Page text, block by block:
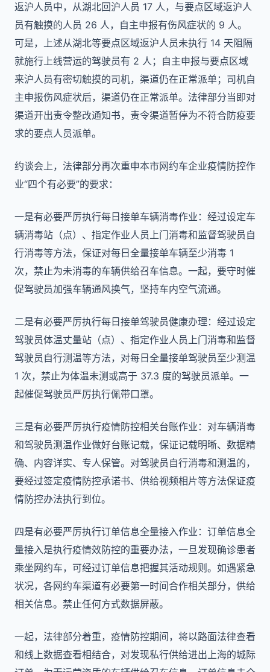
返沪人员中，从湖北回沪人员 17 人，与要点区域返沪人
员有触摸的人员 26 人，自主申报有伤风症状的 9 人。
可是，上述从湖北等要点区域返沪人员未执行 14 天阻隔
就施行上线营运的驾驶员有 2 人；自主申报与要点区域
来沪人员有密切触摸的司机，渠道仍在正常派单；司机自
主申报伤风症状后，渠道仍在正常派单。法律部分当即对
渠道开出责令整改通知书，责令渠道暂停为不符合防疫要
求的要点人员派单。
约谈会上，法律部分再次重申本市网约车企业疫情防控作
业“四个有必要”的要求：
一是有必要严厉执行每日接单车辆消毒作业：经过设定车
辆消毒站（点）、指定作业人员上门消毒和监督驾驶员自
行消毒等方法，保证对每日全量接单车辆至少消毒 1
次，禁止为未消毒的车辆供给召车信息。一起，要守时催
促驾驶员加强车辆通风换气，坚持车内空气流通。
二是有必要严厉执行每日接单驾驶员健康办理：经过设定
驾驶员体温丈量站（点）、指定作业人员上门消毒和监督
驾驶员自行测温等方法，对每日全量接单驾驶员至少测温
1 次，禁止为体温未测或高于 37.3 度的驾驶员派单。一
起催促驾驶员严厉执行佩带口罩。
三是有必要严厉执行疫情防控相关台账作业：对车辆消毒
和驾驶员测温作业做好台账记载，保证记载明晰、数据精
确、内容详实、专人保管。对驾驶员自行消毒和测温的，
要经过签定疫情防控承诺书、供给视频相片等方法保证疫
情防控办法执行到位。
四是有必要严厉执行订单信息全量接入作业：订单信息全
量接入是执行疫情效防控的重要办法，一旦发现确诊患者
乘坐网约车，可经过订单信息把握其活动规则。如遇紧急
状况，各网约车渠道有必要第一时间合作相关部分，供给
相关信息。禁止任何方式数据屏蔽。
一起，法律部分着重，疫情防控期间，将以路面法律查看
和线上数据查看相结合，对发现私行供给进出上海的城际